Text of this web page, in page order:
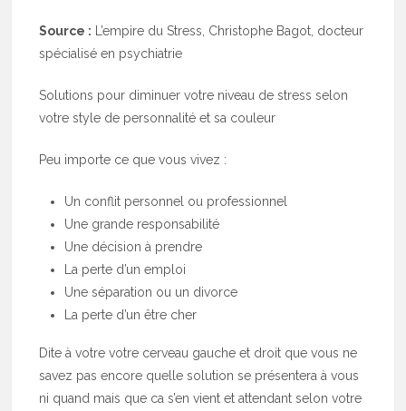
Source : L’empire du Stress, Christophe Bagot, docteur
spécialisé en psychiatrie
Solutions pour diminuer votre niveau de stress selon
votre style de personnalité et sa couleur
Peu importe ce que vous vivez :
Un conflit personnel ou professionnel
Une grande responsabilité
Une décision à prendre
La perte d’un emploi
Une séparation ou un divorce
La perte d’un être cher
Dite à votre votre cerveau gauche et droit que vous ne
savez pas encore quelle solution se présentera à vous
ni quand mais que ca s’en vient et attendant selon votre